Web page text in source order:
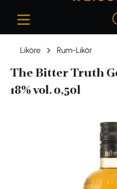
Liköre Rum-Likör
The Bitter Truth
18% vol. 0,50l
Bildergalerie überspringen